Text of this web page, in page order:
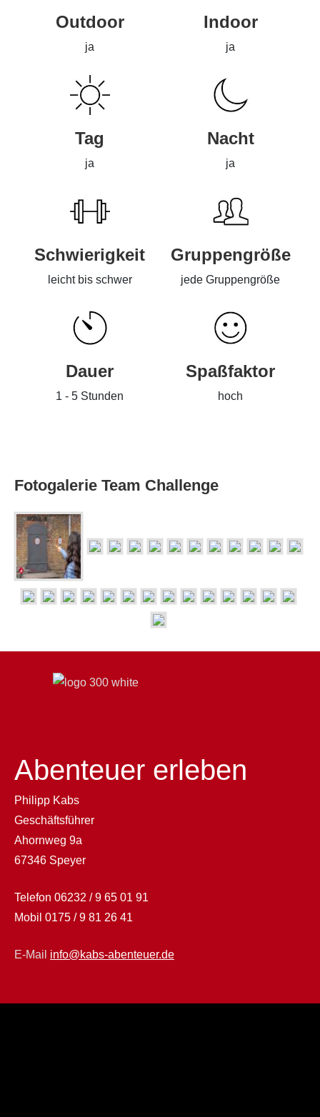
Outdoor
ja
Indoor
ja
Tag
ja
Nacht
ja
Schwierigkeit
leicht bis schwer
Gruppengröße
jede Gruppengröße
Dauer
1 - 5 Stunden
Spaßfaktor
hoch
Fotogalerie Team Challenge
Abenteuer erleben
Philipp Kabs
Geschäftsführer
Ahornweg 9a
67346 Speyer
Telefon 06232 / 9 65 01 91
Mobil 0175 / 9 81 26 41
E-Mail info@kabs-abenteuer.de